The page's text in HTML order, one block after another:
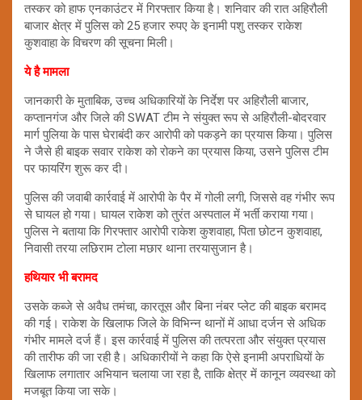
तस्कर को हाफ एनकाउंटर में गिरफ्तार किया है। शनिवार की रात अहिरौली
बाजार क्षेत्र में पुलिस को 25 हजार रुपए के इनामी पशु तस्कर राकेश
कुशवाहा के विचरण की सूचना मिली।
ये है मामला
जानकारी के मुताबिक, उच्च अधिकारियों के निर्देश पर अहिरौली बाजार,
कप्तानगंज और जिले की SWAT टीम ने संयुक्त रूप से अहिरौली-बोदरवार
मार्ग पुलिया के पास घेराबंदी कर आरोपी को पकड़ने का प्रयास किया। पुलिस
ने जैसे ही बाइक सवार राकेश को रोकने का प्रयास किया, उसने पुलिस टीम
पर फायरिंग शुरू कर दी।
पुलिस की जवाबी कार्रवाई में आरोपी के पैर में गोली लगी, जिससे वह गंभीर रूप
से घायल हो गया। घायल राकेश को तुरंत अस्पताल में भर्ती कराया गया।
पुलिस ने बताया कि गिरफ्तार आरोपी राकेश कुशवाहा, पिता छोटन कुशवाहा,
निवासी तरया लछिराम टोला मछार थाना तरयासुजान है।
हथियार भी बरामद
उसके कब्जे से अवैध तमंचा, कारतूस और बिना नंबर प्लेट की बाइक बरामद
की गई। राकेश के खिलाफ जिले के विभिन्न थानों में आधा दर्जन से अधिक
गंभीर मामले दर्ज हैं। इस कार्रवाई में पुलिस की तत्परता और संयुक्त प्रयास
की तारीफ की जा रही है। अधिकारीयों ने कहा कि ऐसे इनामी अपराधियों के
खिलाफ लगातार अभियान चलाया जा रहा है, ताकि क्षेत्र में कानून व्यवस्था को
मजबूत किया जा सके।